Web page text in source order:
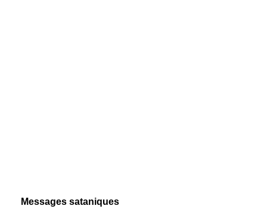
Messages sataniques